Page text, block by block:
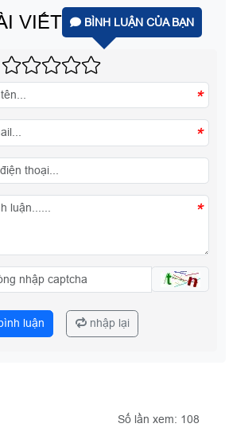
VIẾT BÌNH LUẬN CỦA BẠN
*
*
*
luận nhập lại
Số lần xem: 108